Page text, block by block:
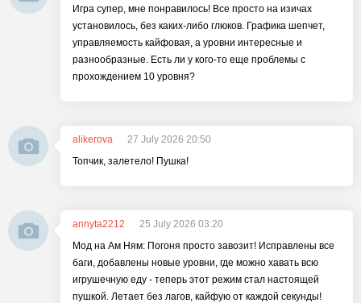
Игра супер, мне понравилось! Все просто на изичах
установилось, без каких-либо глюков. Графика шепчет,
управляемость кайфовая, а уровни интересные и
разнообразные. Есть ли у кого-то еще проблемы с
прохождением 10 уровня?
alikerova
27 July 2026 20:50
Топчик, залетело! Пушка!
annyta2212
25 July 2026 03:20
Мод на Ам Ням: Погоня просто завозит! Исправлены все
баги, добавлены новые уровни, где можно хавать всю
игрушечную еду - теперь этот режим стал настоящей
пушкой. Летает без лагов, кайфую от каждой секунды!